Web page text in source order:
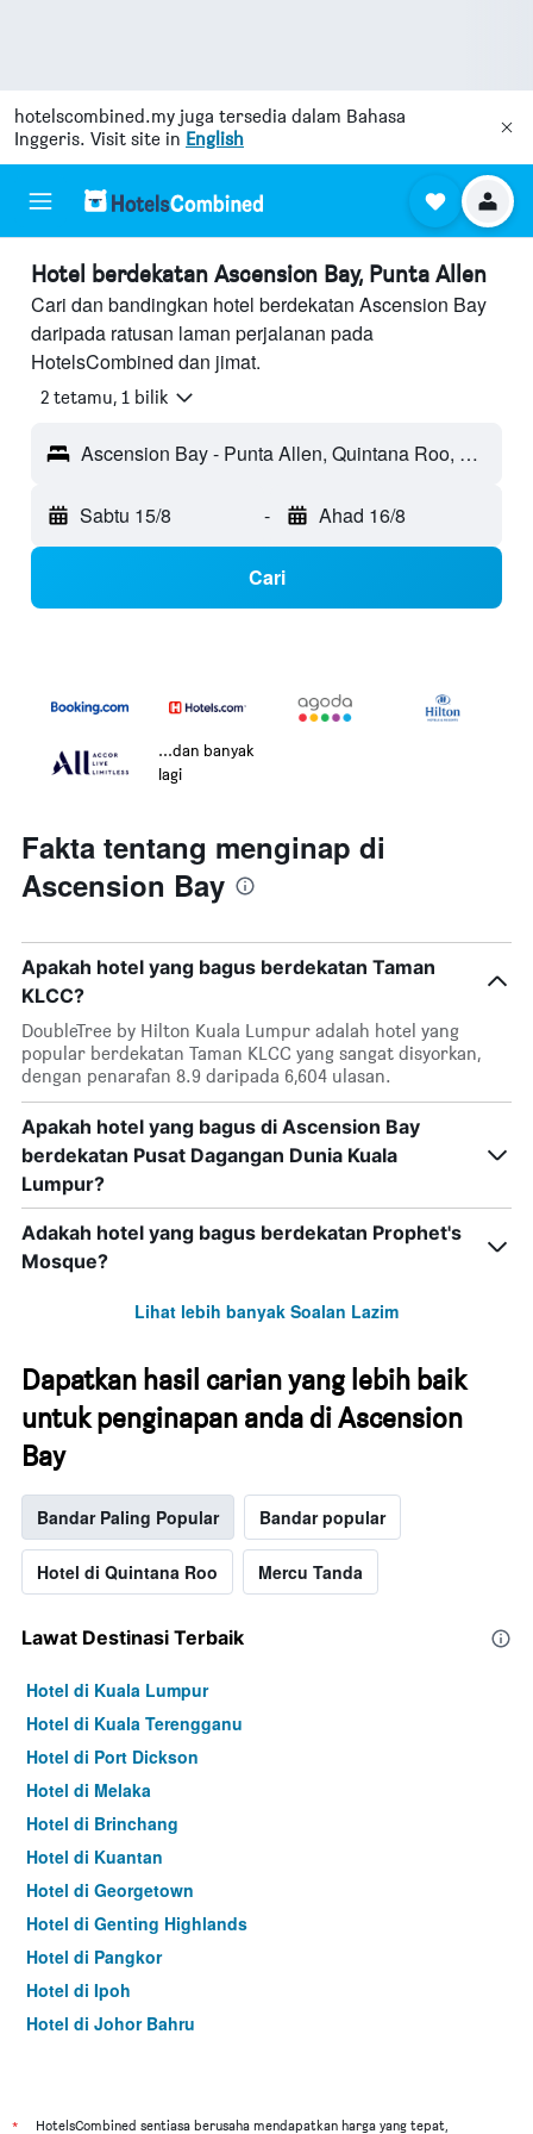
hotelscombined.my juga tersedia dalam Bahasa
Inggeris. Visit site in English
Hotel berdekatan Ascension Bay, Punta Allen
Cari dan bandingkan hotel berdekatan Ascension Bay
daripada ratusan laman perjalanan pada
HotelsCombined dan jimat.
2 tetamu, 1 bilik
Ascension Bay - Punta Allen, Quintana Roo, Mexico
Sabtu 15/8 - Ahad 16/8
Cari
...dan banyak
lagi
Fakta tentang menginap di
Ascension Bay
Apakah hotel yang bagus berdekatan Taman
KLCC?
DoubleTree by Hilton Kuala Lumpur adalah hotel yang
popular berdekatan Taman KLCC yang sangat disyorkan,
dengan penarafan 8.9 daripada 6,604 ulasan.
Apakah hotel yang bagus di Ascension Bay
berdekatan Pusat Dagangan Dunia Kuala
Lumpur?
Adakah hotel yang bagus berdekatan Prophet's
Mosque?
Lihat lebih banyak Soalan Lazim
Dapatkan hasil carian yang lebih baik
untuk penginapan anda di Ascension
Bay
Bandar Paling Popular Bandar popular
Hotel di Quintana Roo Mercu Tanda
Lawat Destinasi Terbaik
Hotel di Kuala Lumpur
Hotel di Kuala Terengganu
Hotel di Port Dickson
Hotel di Melaka
Hotel di Brinchang
Hotel di Kuantan
Hotel di Georgetown
Hotel di Genting Highlands
Hotel di Pangkor
Hotel di Ipoh
Hotel di Johor Bahru
Hotel di Kuching
* HotelsCombined sentiasa berusaha mendapatkan harga yang tepat,